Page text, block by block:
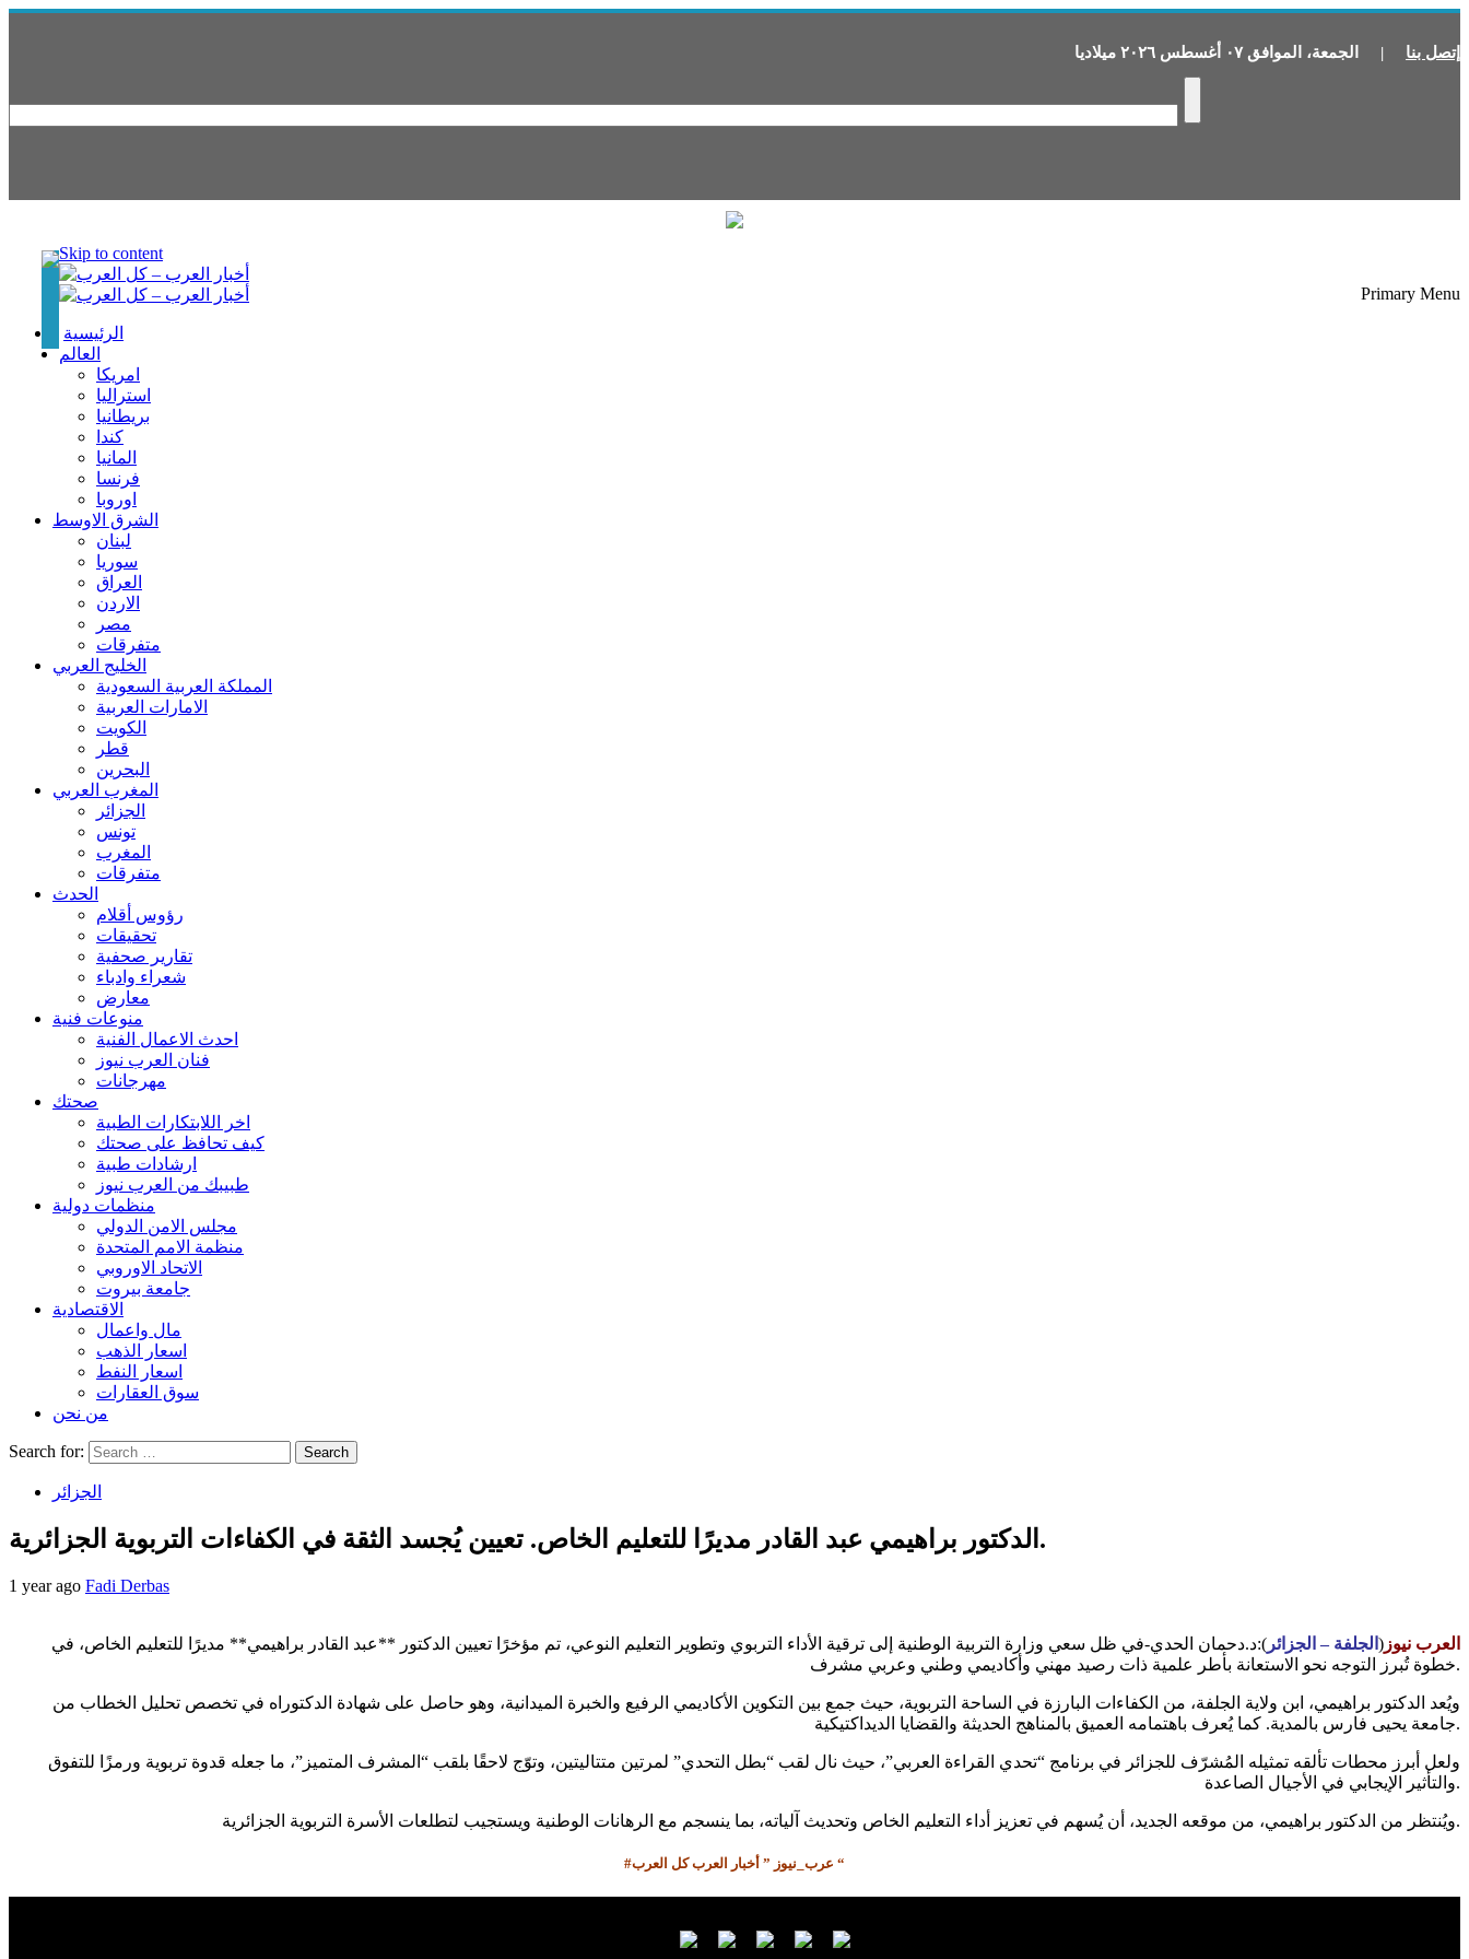
إتصل بنا | الجمعة، الموافق ٠٧ أغسطس ٢٠٢٦ ميلاديا
Skip to content
Primary Menu
الرئيسية
العالم
امريكا
استراليا
بريطانيا
كندا
المانيا
فرنسا
اوروبا
الشرق الاوسط
لبنان
سوريا
العراق
الاردن
مصر
متفرقات
الخليج العربي
المملكة العربية السعودية
الامارات العربية
الكويت
قطر
البحرين
المغرب العربي
الجزائر
تونس
المغرب
متفرقات
الحدث
رؤوس أقلام
تحقيقات
تقارير صحفية
شعراء وادباء
معارض
منوعات فنية
احدث الاعمال الفنية
فنان العرب نيوز
مهرجانات
صحتك
اخر اللابتكارات الطبية
كيف تحافظ على صحتك
ارشادات طبية
طبيبك من العرب نيوز
منظمات دولية
مجلس الامن الدولي
منظمة الامم المتحدة
الاتحاد الاوروبي
جامعة بيروت
الاقتصادية
مال واعمال
اسعار الذهب
اسعار النفط
سوق العقارات
من نحن
Search for:
الجزائر
الدكتور براهيمي عبد القادر مديرًا للتعليم الخاص. تعيين يُجسد الثقة في الكفاءات التربوية الجزائرية.
1 year ago Fadi Derbas
العرب نيوز ( الجلفة – الجزائر ):د.دحمان الحدي-في ظل سعي وزارة التربية الوطنية إلى ترقية الأداء التربوي وتطوير التعليم النوعي، تم مؤخرًا تعيين الدكتور **عبد القادر براهيمي** مديرًا للتعليم الخاص، في
خطوة تُبرز التوجه نحو الاستعانة بأطر علمية ذات رصيد مهني وأكاديمي وطني وعربي مشرف.
ويُعد الدكتور براهيمي، ابن ولاية الجلفة، من الكفاءات البارزة في الساحة التربوية، حيث جمع بين التكوين الأكاديمي الرفيع والخبرة الميدانية، وهو حاصل على شهادة الدكتوراه في تخصص تحليل الخطاب من
جامعة يحيى فارس بالمدية. كما يُعرف باهتمامه العميق بالمناهج الحديثة والقضايا الديداكتيكية.
ولعل أبرز محطات تألقه تمثيله المُشرّف للجزائر في برنامج “تحدي القراءة العربي”، حيث نال لقب “بطل التحدي” لمرتين متتاليتين، وتوّج لاحقًا بلقب “المشرف المتميز”، ما جعله قدوة تربوية ورمزًا للتفوق
والتأثير الإيجابي في الأجيال الصاعدة.
ويُنتظر من الدكتور براهيمي، من موقعه الجديد، أن يُسهم في تعزيز أداء التعليم الخاص وتحديث آلياته، بما ينسجم مع الرهانات الوطنية ويستجيب لتطلعات الأسرة التربوية الجزائرية.
#عرب_نيوز ” أخبار العرب كل العرب “